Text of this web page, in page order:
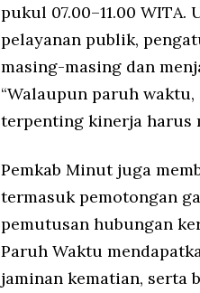
pukul 07.00–11.00
pelayanan publik,
masing-masing dan
“Walaupun paruh
terpenting kinerja harus
Pemkab Minut juga
termasuk pemotongan
pemutusan hubungan
Paruh Waktu
jaminan kematian, serta